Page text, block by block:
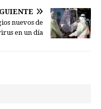
nuevos de
en un día